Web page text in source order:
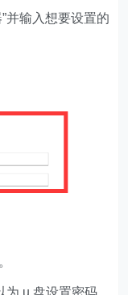
输入想要设置的